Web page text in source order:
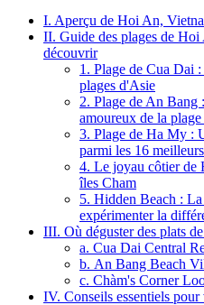
I. Aperçu de Hoi An,
II. Guide des plages de
découvrir
1. Plage de Cua Dai
plages d'Asie
2. Plage de An Bang
amoureux de la
3. Plage de Ha My :
parmi les 16
4. Le joyau côtier de
îles Cham
5. Hidden Beach :
expérimenter la
III. Où déguster des plats
a. Cua Dai Central
b. An Bang Beach
c. Chàm's Corner
IV. Conseils essentiels